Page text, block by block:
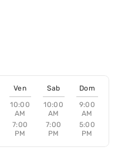
Ven
10:00
AM
7:00
PM
Sab
10:00
AM
7:00
PM
Dom
9:00
AM
5:00
PM